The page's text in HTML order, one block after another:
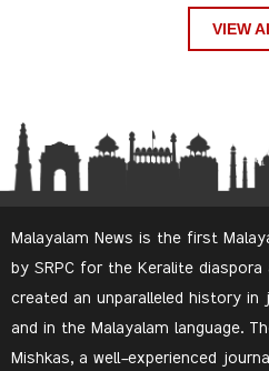
VIEW
Malayalam News is the first
by SRPC for the Keralite
created an unparalleled history
and in the Malayalam language.
Mishkas, a well-experienced